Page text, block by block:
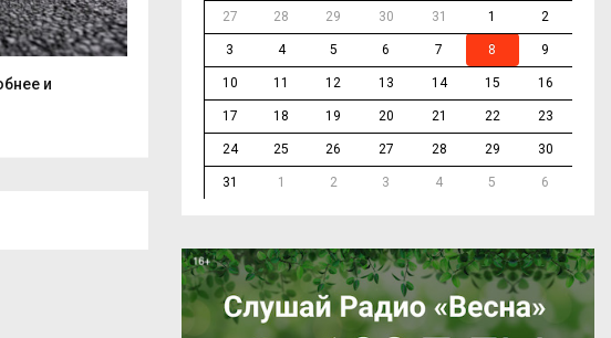
и
7 августа. События дня
Почти 25 тысяч
области...
27 28 29 30 31 1 2
3 4 5 6 7 8 9
10 11 12 13 14 15 16
17 18 19 20 21 22 23
24 25 26 27 28 29 30
31 1 2 3 4 5 6